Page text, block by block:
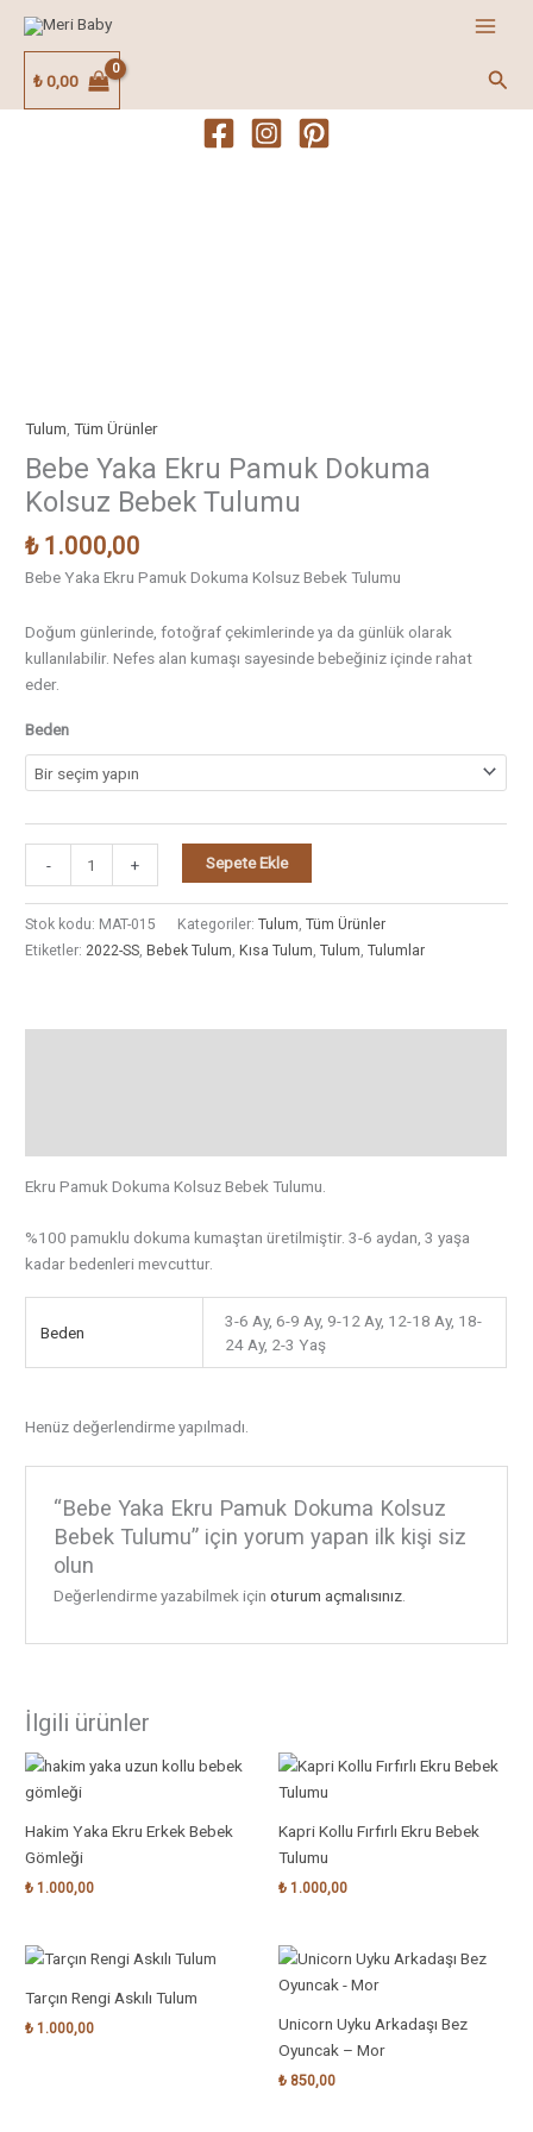
atla
₺0,00
Tulum ,Tüm Ürünler
Bebe Yaka Ekru Pamuk Dokuma
Kolsuz Bebek Tulumu
₺1.000,00
Bebe Yaka Ekru Pamuk Dokuma Kolsuz Bebek Tulumu
Doğum günlerinde, fotoğraf çekimlerinde ya da günlük olarak
kullanılabilir. Nefes alan kumaşı sayesinde bebeğiniz içinde rahat
eder.
Beden
-
Tulumu
+ Sepete Ekle
Stok kodu: MAT-015 Kategoriler:Tulum,Tüm Ürünler
Etiketler: 2022-SS, Bebek Tulum, Kısa Tulum,Tulum,Tulumlar
Ekru Pamuk Dokuma Kolsuz Bebek Tulumu.
%100 pamuklu dokuma kumaştan üretilmiştir. 3-6 aydan, 3 yaşa
kadar bedenleri mevcuttur.
Beden
3-6 Ay, 6-9 Ay, 9-12 Ay, 12-18 Ay, 18-
24 Ay, 2-3 Yaş
Henüz değerlendirme yapılmadı.
“Bebe Yaka Ekru Pamuk Dokuma Kolsuz
Bebek Tulumu” için yorum yapan ilk kişi siz
olun
Değerlendirme yazabilmek için oturum açmalısınız.
İlgili ürünler
Hakim Yaka Ekru Erkek Bebek
Gömleği
₺ 1.000,00
Kapri Kollu Fırfırlı Ekru Bebek
Tulumu
₺ 1.000,00
Tarçın Rengi Askılı Tulum
₺ 1.000,00
Unicorn Uyku Arkadaşı Bez
Oyuncak – Mor
₺ 850,00